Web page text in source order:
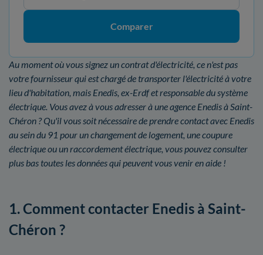
Comparer
Au moment où vous signez un contrat d'électricité, ce n'est pas
votre fournisseur qui est chargé de transporter l'électricité à votre
lieu d'habitation, mais Enedis, ex-Erdf et responsable du système
électrique. Vous avez à vous adresser à une agence Enedis à Saint-
Chéron ? Qu'il vous soit nécessaire de prendre contact avec Enedis
au sein du 91 pour un changement de logement, une coupure
électrique ou un raccordement électrique, vous pouvez consulter
plus bas toutes les données qui peuvent vous venir en aide !
1. Comment contacter Enedis à Saint-
Chéron ?